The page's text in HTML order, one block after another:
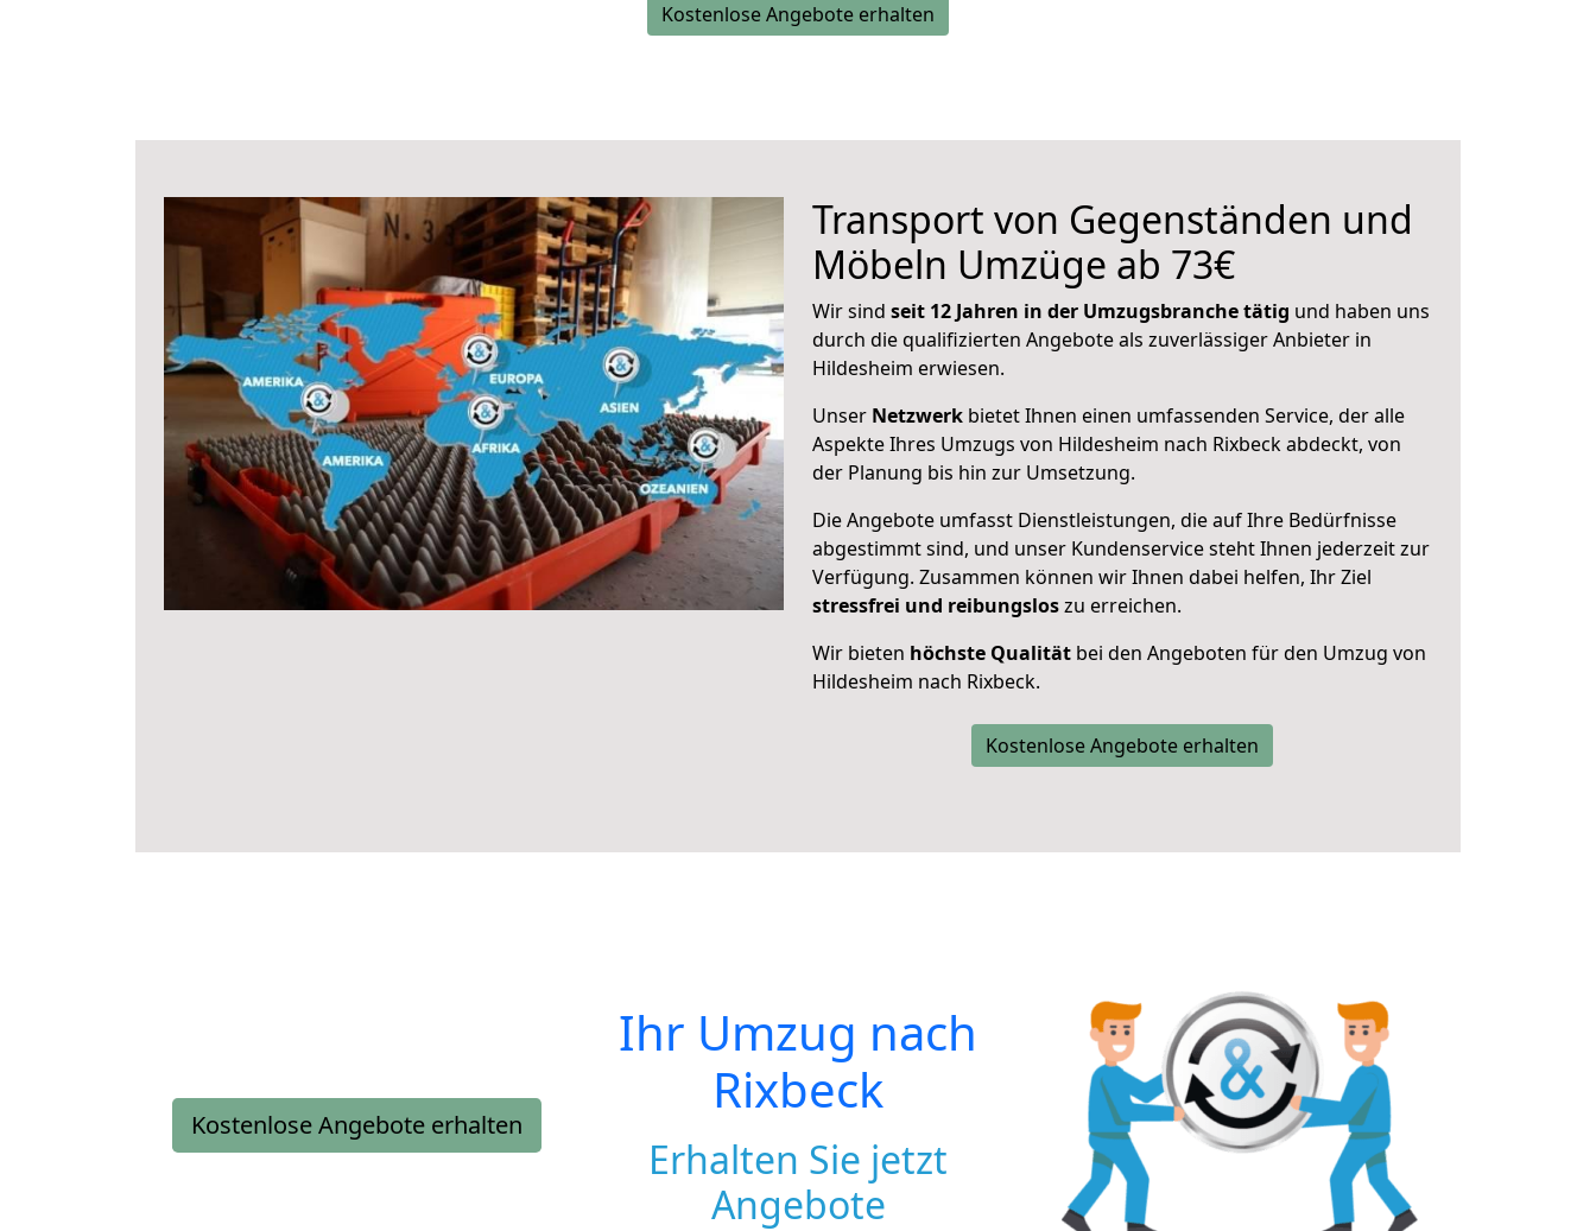
Kostenlose Angebote erhalten
Transport von Gegenständen und
Möbeln Umzüge ab 73€
Wir sind seit 12 Jahren in der Umzugsbranche tätig und haben uns
durch die qualifizierten Angebote als zuverlässiger Anbieter in
Hildesheim erwiesen.
Unser Netzwerk bietet Ihnen einen umfassenden Service, der alle
Aspekte Ihres Umzugs von Hildesheim nach Rixbeck abdeckt, von
der Planung bis hin zur Umsetzung.
Die Angebote umfasst Dienstleistungen, die auf Ihre Bedürfnisse
abgestimmt sind, und unser Kundenservice steht Ihnen jederzeit zur
Verfügung. Zusammen können wir Ihnen dabei helfen, Ihr Ziel
stressfrei und reibungsloszu erreichen.
Wir bieten höchste Qualität bei den Angeboten für den Umzug von
Hildesheim nach Rixbeck.
Kostenlose Angebote erhalten
Kostenlose Angebote erhalten
Ihr Umzug nach
Rixbeck
Erhalten Sie jetzt
Angebote